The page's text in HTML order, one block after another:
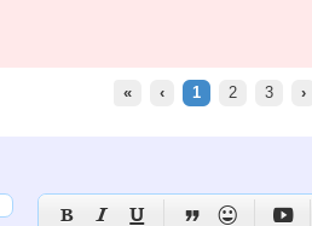
« ‹ 1 2 3 ›
     